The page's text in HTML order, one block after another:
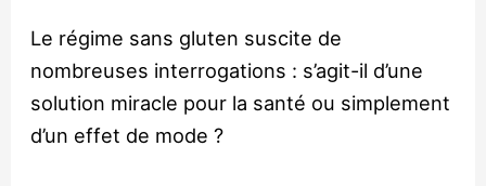
Le régime sans gluten suscite de
nombreuses interrogations : s’agit-il d’une
solution miracle pour la santé ou simplement
d’un effet de mode ?